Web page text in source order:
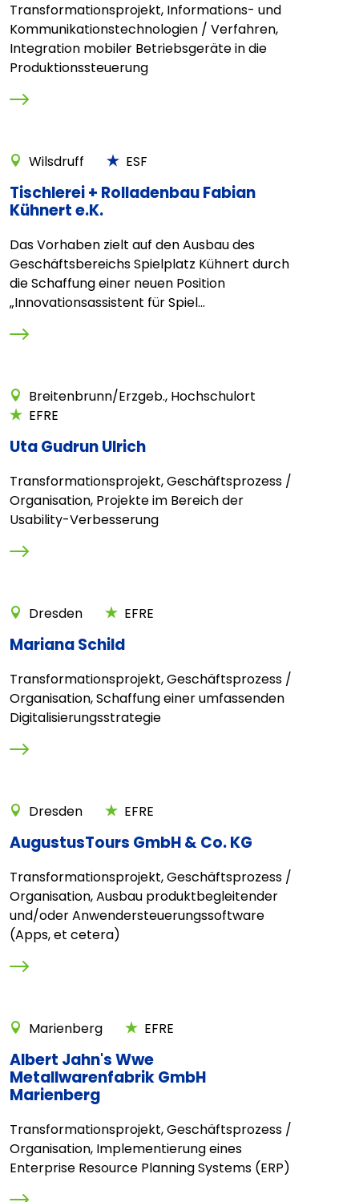
Transformationsprojekt, Informations- und
Kommunikationstechnologien / Verfahren,
Integration mobiler Betriebsgeräte in die
Produktionssteuerung
Wilsdruff ESF
Tischlerei + Rolladenbau Fabian
Kühnert e.K.
Das Vorhaben zielt auf den Ausbau des
Geschäftsbereichs Spielplatz Kühnert durch
die Schaffung einer neuen Position
„Innovationsassistent für Spiel...
Breitenbrunn/Erzgeb., Hochschulort
EFRE
Uta Gudrun Ulrich
Transformationsprojekt, Geschäftsprozess /
Organisation, Projekte im Bereich der
Usability-Verbesserung
Dresden EFRE
Mariana Schild
Transformationsprojekt, Geschäftsprozess /
Organisation, Schaffung einer umfassenden
Digitalisierungsstrategie
Dresden EFRE
AugustusTours GmbH & Co. KG
Transformationsprojekt, Geschäftsprozess /
Organisation, Ausbau produktbegleitender
und/oder Anwendersteuerungssoftware
(Apps, et cetera)
Marienberg EFRE
Albert Jahn's Wwe
Metallwarenfabrik GmbH
Marienberg
Transformationsprojekt, Geschäftsprozess /
Organisation, Implementierung eines
Enterprise Resource Planning Systems (ERP)